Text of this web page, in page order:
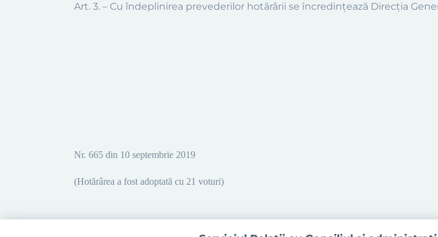
Art. 3. – Cu îndeplinirea prevederilor hotărârii se încredinţează Direcţia
Nr. 665 din 10 septembrie 2019
(Hotărârea a fost adoptată cu 21 voturi)